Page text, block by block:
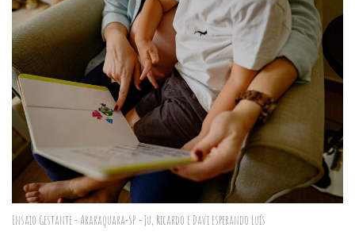
Ensaio Gestante - Araraquara-SP - Ju, Ricardo e Davi esperando Luís